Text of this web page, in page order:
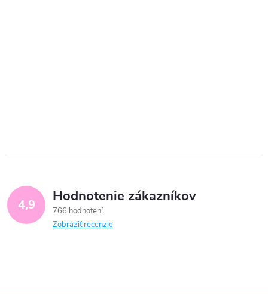
4,9 Hodnotenie zákazníkov
766 hodnotení
Zobraziť recenzie